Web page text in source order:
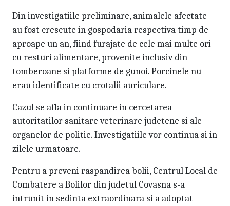
Din investigatiile preliminare, animalele afectate
au fost crescute in gospodaria respectiva timp de
aproape un an, fiind furajate de cele mai multe ori
cu resturi alimentare, provenite inclusiv din
tomberoane si platforme de gunoi. Porcinele nu
erau identificate cu crotalii auriculare.
Cazul se afla in continuare in cercetarea
autoritatilor sanitare veterinare judetene si ale
organelor de politie. Investigatiile vor continua si in
zilele urmatoare.
Pentru a preveni raspandirea bolii, Centrul Local de
Combatere a Bolilor din judetul Covasna s-a
intrunit in sedinta extraordinara si a adoptat